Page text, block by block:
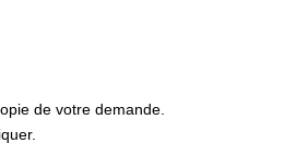
de votre demande.